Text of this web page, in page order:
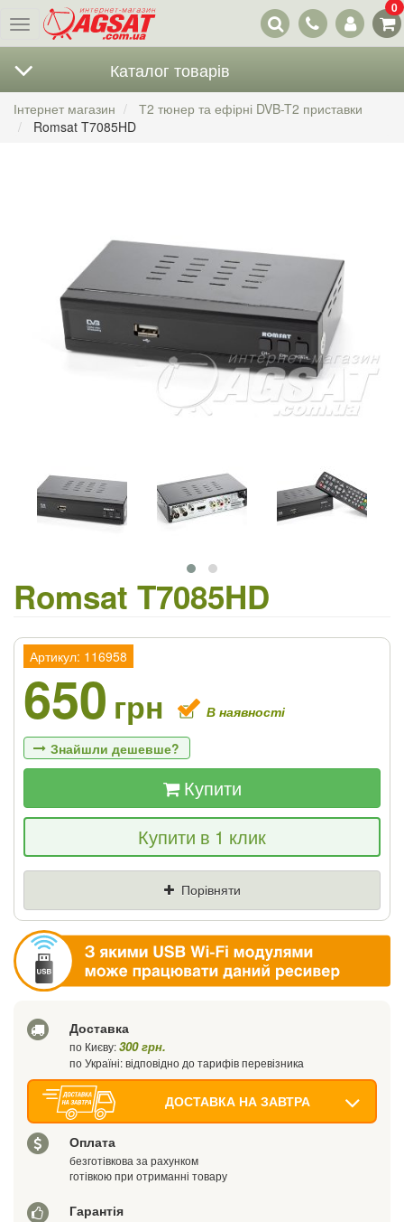
Меню
Наші
контакти
0
Каталог товарів
Інтернет магазин
Т2 тюнер та ефірні DVB-T2 приставки
Romsat T7085HD
Romsat T7085HD
Артикул: 116958
650 грн В наявності
Знайшли дешевше?
Якщо Ви знайдете товар дешевше - ми
знизимо ціну і подаруємо % від різниці
Ваш телефон
Купити
Купити в 1 клик
Порівняти
Доставка
по Києву:300 грн.
по Україні: відповідно до тарифів перевізника
ДОСТАВКА НА ЗАВТРА
Оплата
безготівкова за рахунком
готівкою при отриманні товару
Гарантія